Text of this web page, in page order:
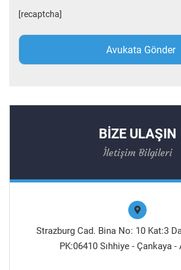
[recaptcha]
BİZE ULAŞIN
İletişim Bilgileri
Strazburg Cad. Bina No: 10 Kat:3
PK:06410 Sıhhiye - Çankaya -